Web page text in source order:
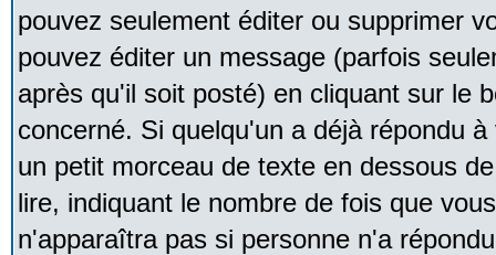
pouvez seulement éditer ou supprimer
pouvez éditer un message (parfois
après qu'il soit posté) en cliquant sur le
concerné. Si quelqu'un a déjà répondu
un petit morceau de texte en dessous
lire, indiquant le nombre de fois que
n'apparaîtra pas si personne n'a